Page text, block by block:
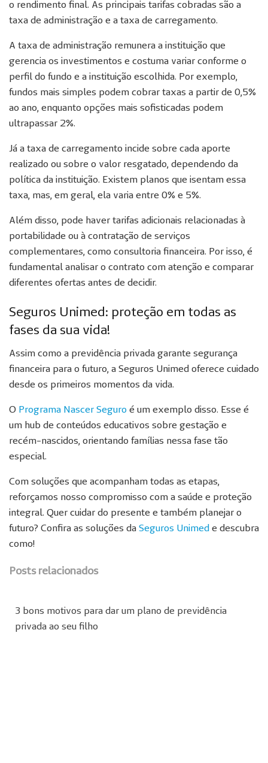
o rendimento final. As principais tarifas cobradas são a
taxa de administração e a taxa de carregamento.
A taxa de administração remunera a instituição que
gerencia os investimentos e costuma variar conforme o
perfil do fundo e a instituição escolhida. Por exemplo,
fundos mais simples podem cobrar taxas a partir de 0,5%
ao ano, enquanto opções mais sofisticadas podem
ultrapassar 2%.
Já a taxa de carregamento incide sobre cada aporte
realizado ou sobre o valor resgatado, dependendo da
política da instituição. Existem planos que isentam essa
taxa, mas, em geral, ela varia entre 0% e 5%.
Além disso, pode haver tarifas adicionais relacionadas à
portabilidade ou à contratação de serviços
complementares, como consultoria financeira. Por isso, é
fundamental analisar o contrato com atenção e comparar
diferentes ofertas antes de decidir.
Seguros Unimed: proteção em todas as
fases da sua vida!
Assim como a previdência privada garante segurança
financeira para o futuro, a Seguros Unimed oferece cuidado
desde os primeiros momentos da vida.
O Programa Nascer Seguro é um exemplo disso. Esse é
um hub de conteúdos educativos sobre gestação e
recém-nascidos, orientando famílias nessa fase tão
especial.
Com soluções que acompanham todas as etapas,
reforçamos nosso compromisso com a saúde e proteção
integral. Quer cuidar do presente e também planejar o
futuro? Confira as soluções da Seguros Unimed e descubra
como!
Posts relacionados
3 bons motivos para dar um plano de previdência
privada ao seu filho